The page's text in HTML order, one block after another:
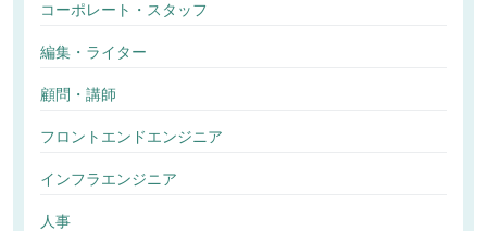
コーポレート・スタッフ
編集・ライター
顧問・講師
フロントエンドエンジニア
インフラエンジニア
人事